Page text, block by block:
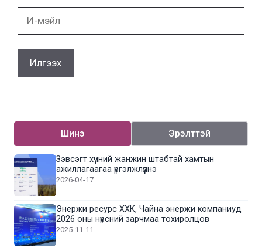
мэйл
Шинэ Эрэлттэй
Зэвсэгт хүчний жанжин штабтай хамтын
ажиллагаагаа үргэлжлүүлнэ
2026-04-17
Энержи ресурс ХХК, Чайна энержи компаниуд
2026 оны нүүрсний зарчмаа тохиролцов
2025-11-11